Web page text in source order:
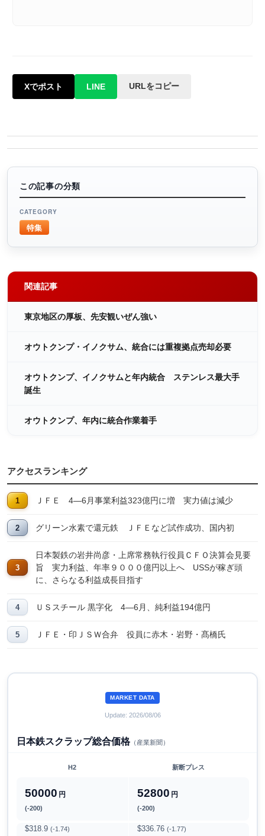
Xでポスト LINE URLをコピー
この記事の分類
CATEGORY
特集
関連記事
東京地区の厚板、先安観いぜん強い
オウトクンプ・イノクサム、統合には重複拠点売却必要
オウトクンプ、イノクサムと年内統合 ステンレス最大手
誕生
オウトクンプ、年内に統合作業着手
アクセスランキング
ＪＦＥ 4―6月事業利益323億円に増 実力値は減少
グリーン水素で還元鉄 ＪＦＥなど試作成功、国内初
日本製鉄の岩井尚彦・上席常務執行役員ＣＦＯ決算会見要
旨 実力利益、年率９０００億円以上へ USSが稼ぎ頭
に、さらなる利益成長目指す
ＵＳスチール 黒字化 4―6月、純利益194億円
ＪＦＥ・印ＪＳＷ合弁 役員に赤木・岩野・髙橋氏
MARKET DATA
Update: 2026/08/06
日本鉄スクラップ総合価格（産業新聞）
H2 新断プレス
50000 円
(-200)
52800 円
(-200)
$318.9 (-1.74) $336.76 (-1.77)